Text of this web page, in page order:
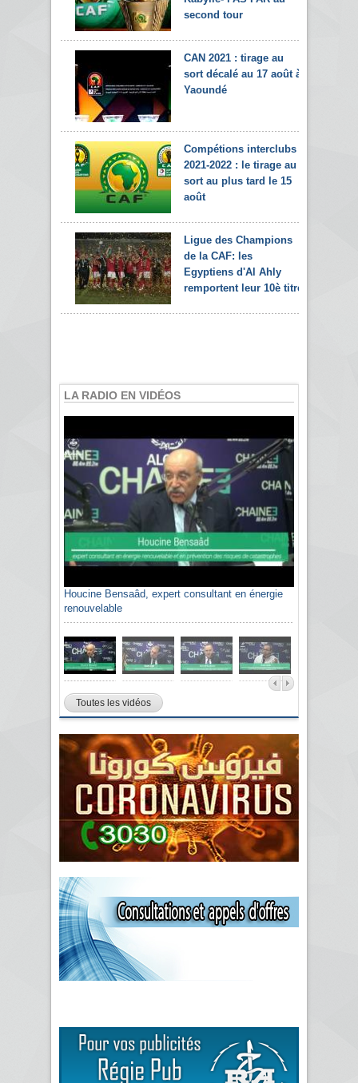
second tour
CAN 2021 : tirage au
sort décalé au 17 août à
Yaoundé
Compétions interclubs
2021-2022 : le tirage au
sort au plus tard le 15
août
Ligue des Champions
de la CAF: les
Egyptiens d'Al Ahly
remportent leur 10è titre
LA RADIO EN VIDÉOS
Houcine Bensaâd, expert consultant en énergie
renouvelable
Toutes les vidéos